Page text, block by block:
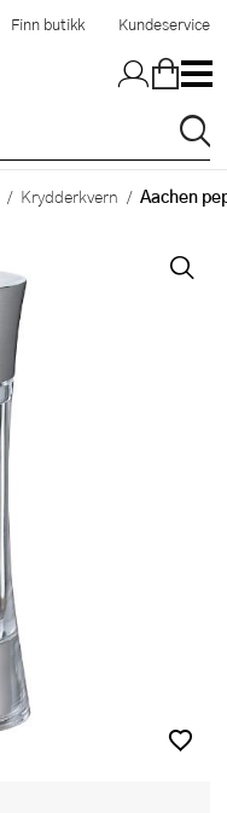
Finn butikk Kundeservice
Krydderkvern Aachen